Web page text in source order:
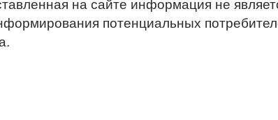
на сайте информация не
потенциальных